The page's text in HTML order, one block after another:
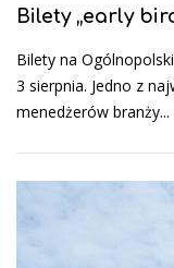
Bilety „early
Bilety na
3 sierpnia. Jedno z
menedżerów branży...